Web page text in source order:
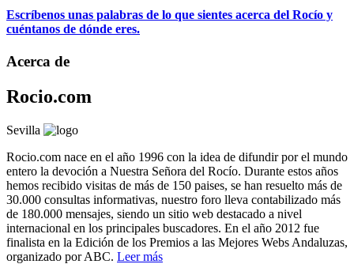
Escríbenos unas palabras de lo que sientes acerca del Rocío y
cuéntanos de dónde eres.
Acerca de
Rocio.com
Sevilla
Rocio.com nace en el año 1996 con la idea de difundir por el mundo
entero la devoción a Nuestra Señora del Rocío. Durante estos años
hemos recibido visitas de más de 150 paises, se han resuelto más de
30.000 consultas informativas, nuestro foro lleva contabilizado más
de 180.000 mensajes, siendo un sitio web destacado a nivel
internacional en los principales buscadores. En el año 2012 fue
finalista en la Edición de los Premios a las Mejores Webs Andaluzas,
organizado por ABC. Leer más